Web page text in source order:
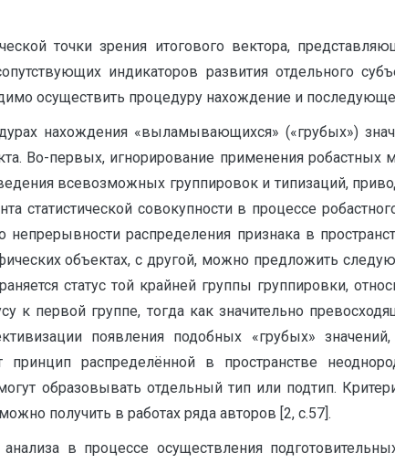
точки зрения итогового вектора,
индикаторов развития отдельного
осуществить процедуру нахождение и
нахождения «выламывающихся» («грубых»)
Во-первых, игнорирование применения
всевозможных группировок и типизаций,
статистической совокупности в процессе
распределения признака в
объектах, с другой, можно предложить
статус той крайней группы группировки,
к первой группе, тогда как значительно
появления подобных «грубых»
распределённой в пространстве
образовывать отдельный тип или подтип.
получить в работах ряда авторов [2, с.57].
в процессе осуществления